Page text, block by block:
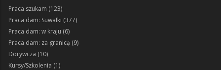
Praca szukam (123)
Praca dam: Suwałki (377)
Praca dam: w kraju (6)
Praca dam: za granicą (9)
Dorywcza (10)
Kursy/Szkolenia (1)